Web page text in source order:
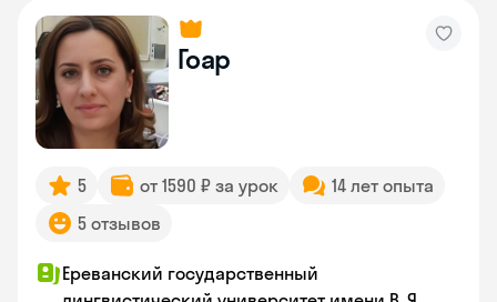
Гоар
5 от 1590 ₽ за урок
14 лет опыта
5 отзывов
Ереванский государственный